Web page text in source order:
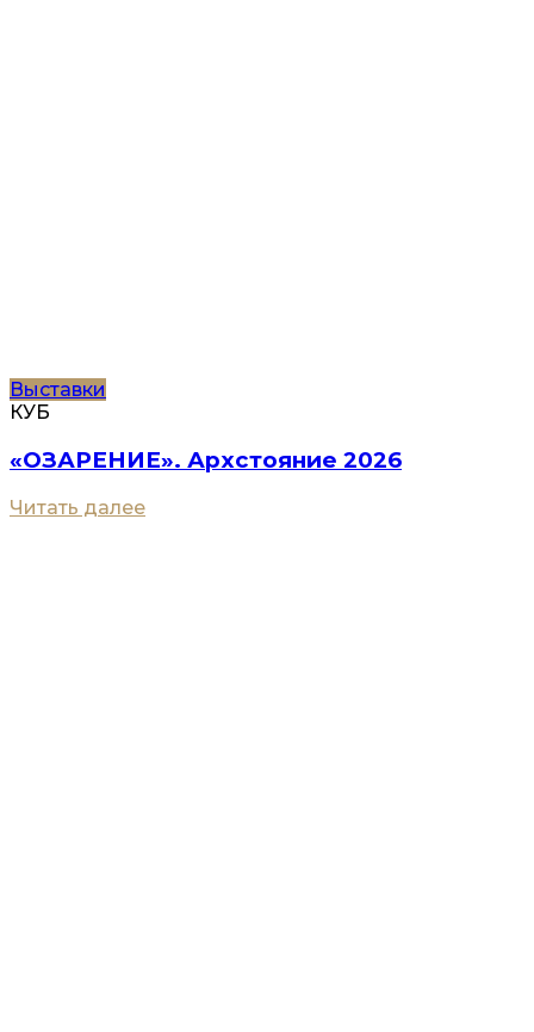
Выставки
КУБ
«ОЗАРЕНИЕ». Архстояние 2026
Читать далее